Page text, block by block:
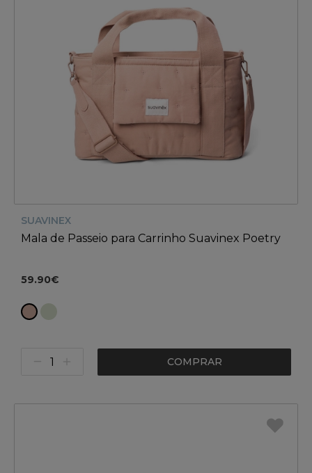
SUAVINEX
Mala de Passeio para Carrinho Suavinex Poetry
59.90€
COMPRAR